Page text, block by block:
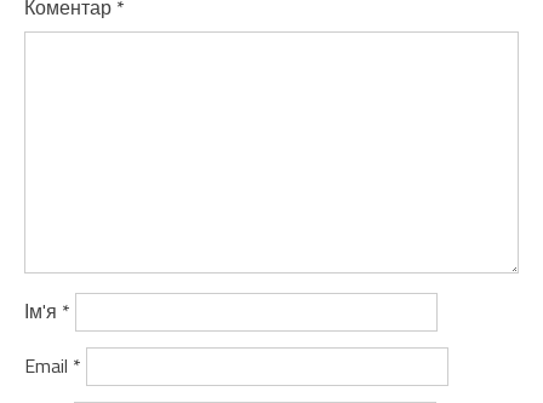
Коментар *
Ім'я *
Email *